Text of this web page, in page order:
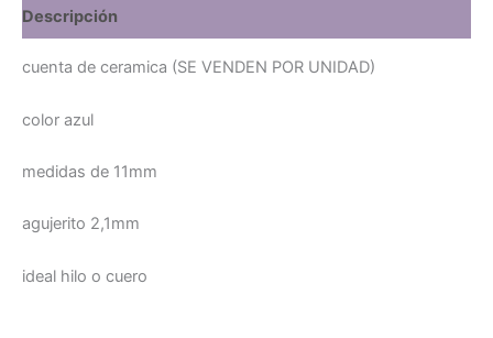
Descripción
cuenta de ceramica (SE VENDEN POR UNIDAD)
color azul
medidas de 11mm
agujerito 2,1mm
ideal hilo o cuero